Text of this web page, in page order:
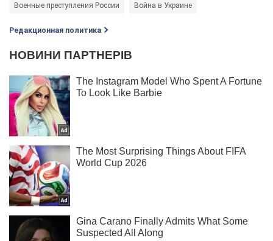
Военные преступления России Война в Украине
Редакционная политика